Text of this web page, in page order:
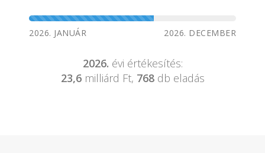
2026. JANUÁR 2026. DECEMBER
2026. évi értékesítés:
23,6milliárd Ft, 768db eladás